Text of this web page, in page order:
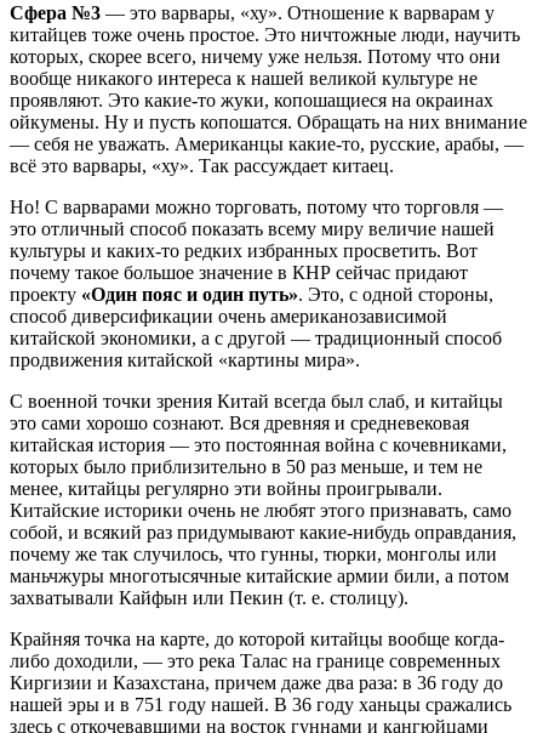
Сфера №3 — это варвары, «ху». Отношение к варварам у
китайцев тоже очень простое. Это ничтожные люди, научить
которых, скорее всего, ничему уже нельзя. Потому что они
вообще никакого интереса к нашей великой культуре не
проявляют. Это какие-то жуки, копошащиеся на окраинах
ойкумены. Ну и пусть копошатся. Обращать на них внимание
— себя не уважать. Американцы какие-то, русские, арабы, —
всё это варвары, «ху». Так рассуждает китаец.
Но! С варварами можно торговать, потому что торговля —
это отличный способ показать всему миру величие нашей
культуры и каких-то редких избранных просветить. Вот
почему такое большое значение в КНР сейчас придают
проекту «Один пояс и один путь». Это, с одной стороны,
способ диверсификации очень американозависимой
китайской экономики, а с другой — традиционный способ
продвижения китайской «картины мира».
С военной точки зрения Китай всегда был слаб, и китайцы
это сами хорошо сознают. Вся древняя и средневековая
китайская история — это постоянная война с кочевниками,
которых было приблизительно в 50 раз меньше, и тем не
менее, китайцы регулярно эти войны проигрывали.
Китайские историки очень не любят этого признавать, само
собой, и всякий раз придумывают какие-нибудь оправдания,
почему же так случилось, что гунны, тюрки, монголы или
маньчжуры многотысячные китайские армии били, а потом
захватывали Кайфын или Пекин (т. е. столицу).
Крайняя точка на карте, до которой китайцы вообще когда-
либо доходили, — это река Талас на границе современных
Киргизии и Казахстана, причем даже два раза: в 36 году до
нашей эры и в 751 году нашей. В 36 году ханьцы сражались
здесь с откочевавшими на восток гуннами и кангюйцами